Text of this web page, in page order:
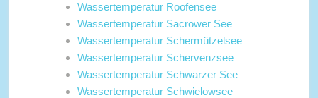
Wassertemperatur Roofensee
Wassertemperatur Sacrower See
Wassertemperatur Schermützelsee
Wassertemperatur Schervenzsee
Wassertemperatur Schwarzer See
Wassertemperatur Schwielowsee